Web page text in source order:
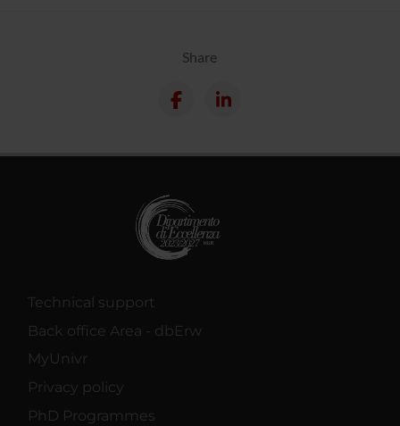
Share
Technical support
Back office Area - dbErw
MyUnivr
Privacy policy
PhD Programmes